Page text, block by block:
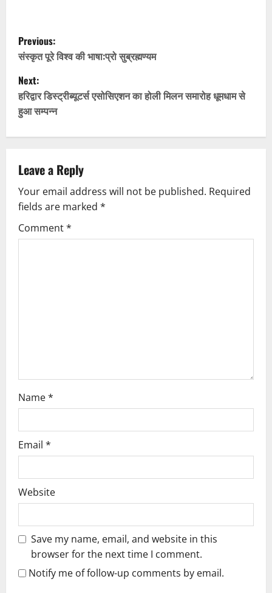
P
o
s
t
n
a
v
i
g
Previous:
संस्कृत पूरे विश्व की भाषा:प्रो सुब्रह्मण्यम
Next:
हरिद्वार डिस्ट्रीब्यूटर्स एसोसिएशन का होली मिलन समारोह धूमधाम से
हुआ सम्पन्न
Leave a Reply
Your email address will not be published. Required
fields are marked *
Comment*
Name*
Email *
Website
Save my name, email, and website in this
browser for the next time I comment.
Notify me of follow-up comments by email.